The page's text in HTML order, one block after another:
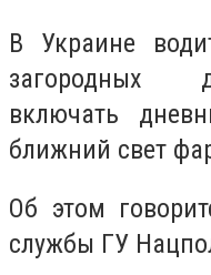
В Украине
загородных
включать
ближний свет
Об этом
службы ГУ